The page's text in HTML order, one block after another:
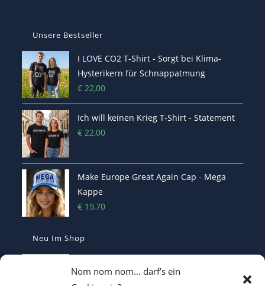
Nom nom nom… darf’s ein
Unsere Bestseller
I LOVE CO2 T-Shirt - Sorgt bei Klima-
Hysterikern für Schnappatmung
€ 22,00
Ich will keinen Krieg T-Shirt - Statement
€ 22,00
Make Europe Great Again Cap - Mega
Kappe
€ 19,70
Neu Im Shop
Bestickte Statement-Kappe